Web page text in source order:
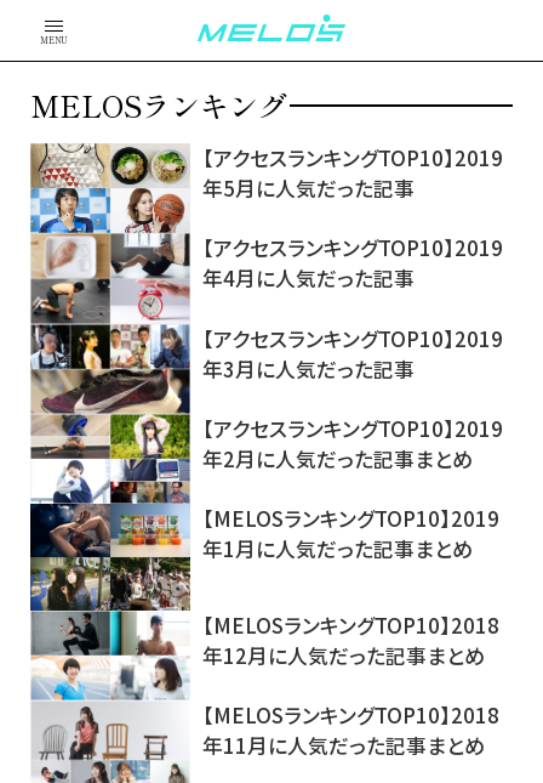
MENU
MELOSランキング
【アクセスランキングTOP10】2019
年5月に人気だった記事
【アクセスランキングTOP10】2019
年4月に人気だった記事
【アクセスランキングTOP10】2019
年3月に人気だった記事
【アクセスランキングTOP10】2019
年2月に人気だった記事まとめ
【MELOSランキングTOP10】2019
年1月に人気だった記事まとめ
【MELOSランキングTOP10】2018
年12月に人気だった記事まとめ
【MELOSランキングTOP10】2018
年11月に人気だった記事まとめ